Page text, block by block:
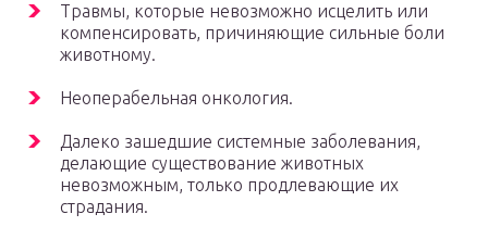
Травмы, которые невозможно исцелить или
компенсировать, причиняющие сильные боли
животному.
Неоперабельная онкология.
Далеко зашедшие системные заболевания,
делающие существование животных
невозможным, только продлевающие их
страдания.